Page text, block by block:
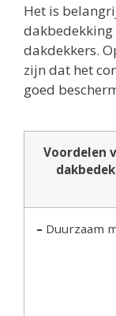
Het is
dakbedekking
dakdekkers.
zijn dat het
goed
Voordelen
– Duurzaam